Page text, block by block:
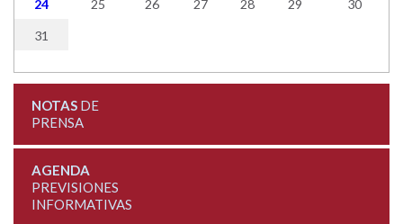
24 25 26 27 28 29 30
31
NOTASDE
PRENSA
AGENDA
PREVISIONES
INFORMATIVAS